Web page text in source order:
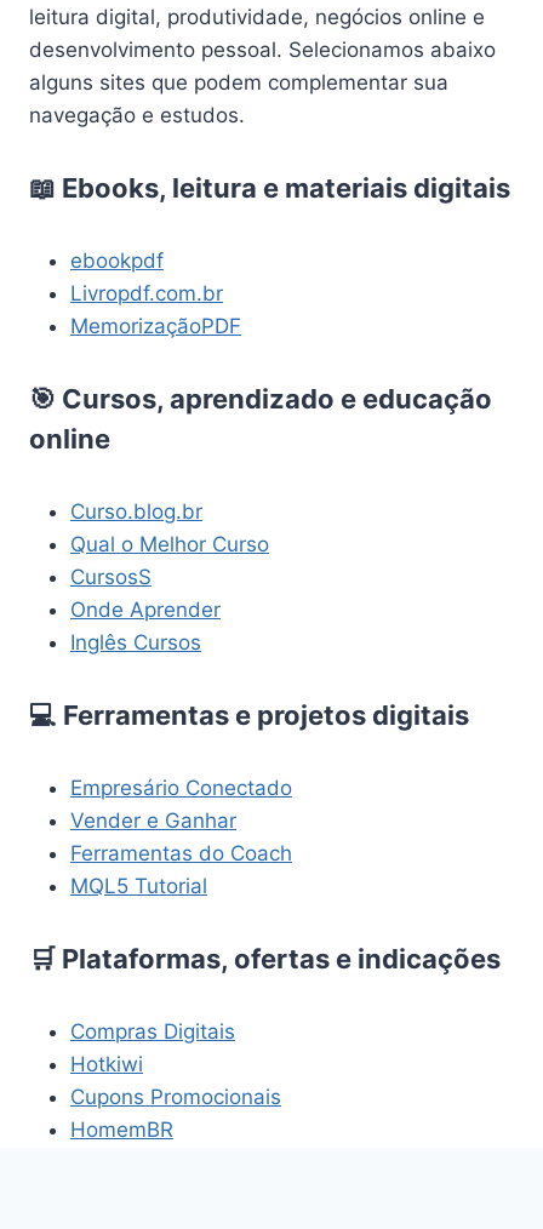
leitura digital, produtividade, negócios online e
desenvolvimento pessoal. Selecionamos abaixo
alguns sites que podem complementar sua
navegação e estudos.
📖 Ebooks, leitura e materiais digitais
ebookpdf
Livropdf.com.br
MemorizaçãoPDF
🎯 Cursos, aprendizado e educação
online
Curso.blog.br
Qual o Melhor Curso
CursosS
Onde Aprender
Inglês Cursos
💻 Ferramentas e projetos digitais
Empresário Conectado
Vender e Ganhar
Ferramentas do Coach
MQL5 Tutorial
🛒 Plataformas, ofertas e indicações
Compras Digitais
Hotkiwi
Cupons Promocionais
HomemBR